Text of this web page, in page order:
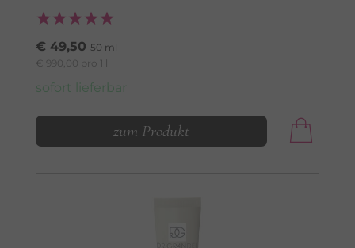
€ 49,50 50 ml
€ 990,00 pro 1 l
sofort lieferbar
zum Produkt